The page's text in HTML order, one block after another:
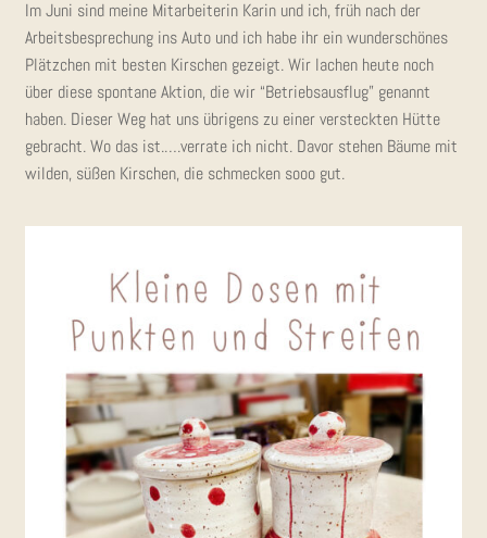
Im Juni sind mei­ne Mit­ar­bei­te­rin Karin und ich, früh nach der
Arbeits­be­spre­chung ins Auto und ich habe ihr ein wun­der­schö­nes
Plätz­chen mit bes­ten Kir­schen gezeigt. Wir lachen heu­te noch
über die­se spon­ta­ne Akti­on, die wir “Betriebs­aus­flug” genannt
haben. Die­ser Weg hat uns übri­gens zu einer ver­steck­ten Hüt­te
gebracht. Wo das ist.….verrate ich nicht. Davor ste­hen Bäu­me mit
wil­den, süßen Kir­schen, die schme­cken sooo gut.